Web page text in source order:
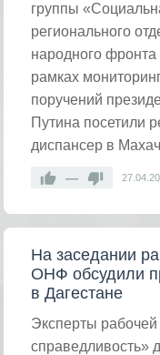
группы
регионального
народного фронта
рамках
поручений
Путина посетили
диспансер в
—
На заседании
ОНФ обсудили
в Дагестане
Эксперты
справедливость»